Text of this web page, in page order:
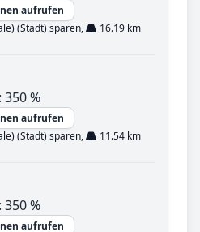
aufrufen
(Stadt) sparen,
16.19 km
%
aufrufen
(Stadt) sparen,
11.54 km
%
aufrufen